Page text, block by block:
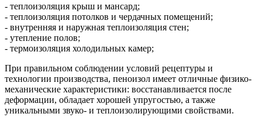
- теплоизоляция крыш и мансард;
- теплоизоляция потолков и чердачных помещений;
- внутренняя и наружная теплоизоляция стен;
- утепление полов;
- термоизоляция холодильных камер;
При правильном соблюдении условий рецептуры и
технологии производства, пеноизол имеет отличные физико-
механические характеристики: восстанавливается после
деформации, обладает хорошей упругостью, а также
уникальными звуко- и теплоизолирующими свойствами.